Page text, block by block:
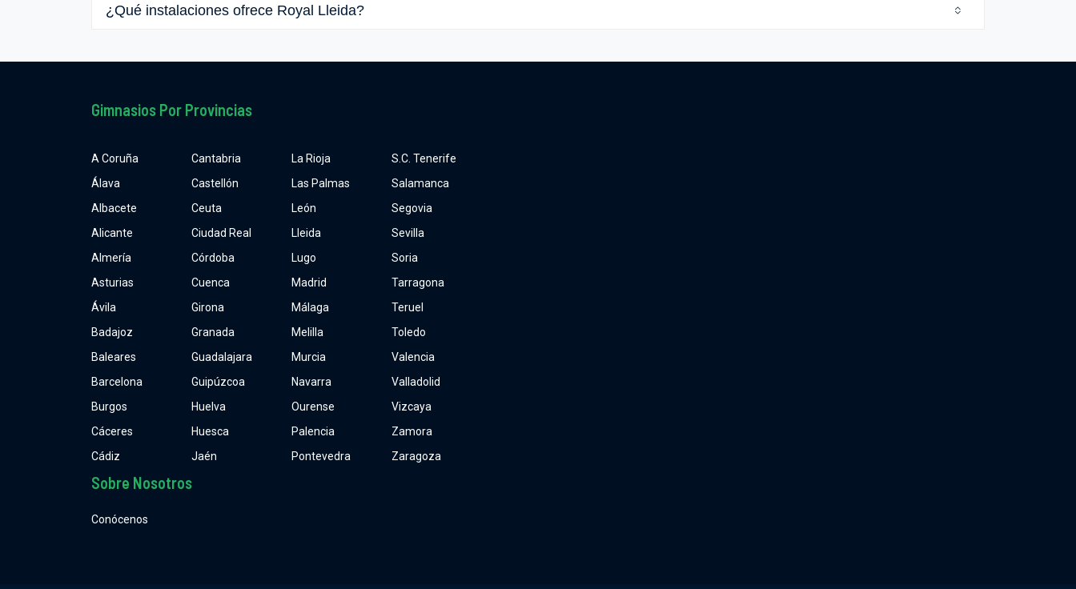
¿Qué instalaciones ofrece Royal Lleida?
Gimnasios Por Provincias
A Coruña
Álava
Albacete
Alicante
Almería
Asturias
Ávila
Badajoz
Baleares
Barcelona
Burgos
Cáceres
Cádiz
Cantabria
Castellón
Ceuta
Ciudad Real
Córdoba
Cuenca
Girona
Granada
Guadalajara
Guipúzcoa
Huelva
Huesca
Jaén
La Rioja
Las Palmas
León
Lleida
Lugo
Madrid
Málaga
Melilla
Murcia
Navarra
Ourense
Palencia
Pontevedra
S.C. Tenerife
Salamanca
Segovia
Sevilla
Soria
Tarragona
Teruel
Toledo
Valencia
Valladolid
Vizcaya
Zamora
Zaragoza
Sobre Nosotros
Conócenos